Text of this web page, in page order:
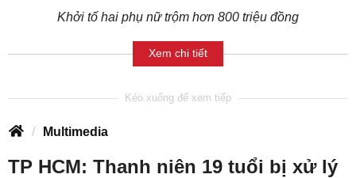
Khởi tố hai phụ nữ trộm hơn 800 triệu đồng
Xem chi tiết
Multimedia
TP HCM: Thanh niên 19 tuổi bị xử lý